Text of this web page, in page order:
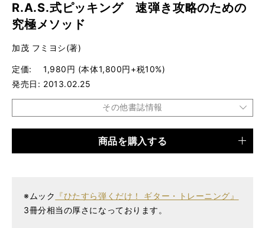
R.A.S.式ピッキング 速弾き攻略のための
究極メソッド
加茂 フミヨシ(著)
定価
1,980円 (本体1,800円+税10%)
発売日
2013.02.25
その他書誌情報
商品を購入する
※ムック 『ひたすら弾くだけ！ ギター・トレーニング』
3冊分相当の厚さになっております。